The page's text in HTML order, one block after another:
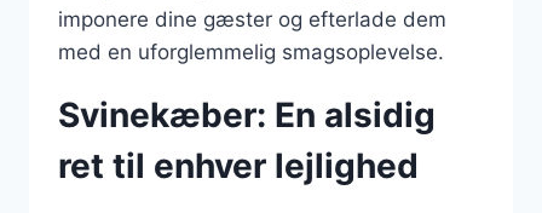
imponere dine gæster og efterlade dem
med en uforglemmelig smagsoplevelse.
Svinekæber: En alsidig
ret til enhver lejlighed